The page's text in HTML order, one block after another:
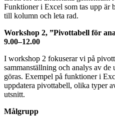
Funktioner i Excel som tas upp är
till kolumn och leta rad.
Workshop 2, ”Pivottabell för
9.00–12.00
I workshop 2 fokuserar vi på
sammanställning och analys av de
göras. Exempel på funktioner i
uppdatera pivottabell, olika typer
utsnitt.
Målgrupp